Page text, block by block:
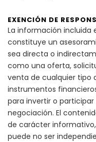
EXENCIÓN DE
La información incluida
constituye un
sea directa o
como una oferta,
venta de cualquier tipo
instrumentos
para invertir o
negociación. El
de carácter
puede no ser